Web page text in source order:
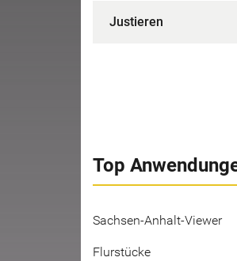
Justieren
Top
Sachsen-Anhalt-Viewer
Flurstücke